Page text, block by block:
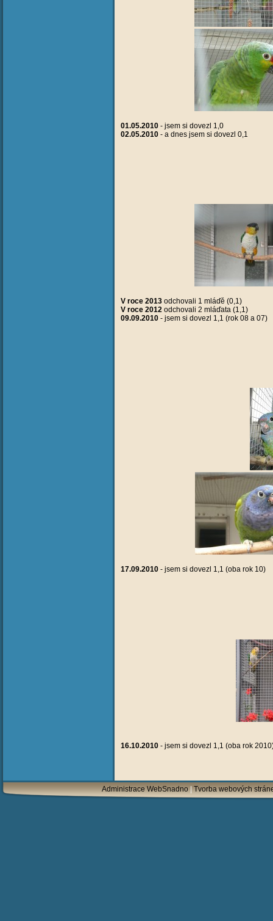
01.05.2010 - jsem si dovezl 1,0
02.05.2010 - a dnes jsem si dovezl 0,1
V roce 2013 odchovali 1 mláďě (0,1)
V roce 2012 odchovali 2 mláďata (1,1)
09.09.2010 - jsem si dovezl 1,1 (rok 08 a 07)
17.09.2010 - jsem si dovezl 1,1 (oba rok 10)
16.10.2010 - jsem si dovezl 1,1 (oba rok
Administrace WebSnadno|Tvorba webových